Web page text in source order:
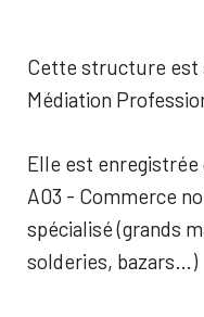
Cette structure est
Médiation
Elle est
A03 - Commerce
spécialisé (grands
solderies, bazars…)